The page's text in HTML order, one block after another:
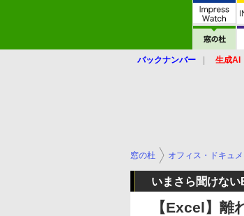
バックナンバー 生成AI
窓の杜 オフィス・ドキュメ
いまさら聞けな
【Excel】